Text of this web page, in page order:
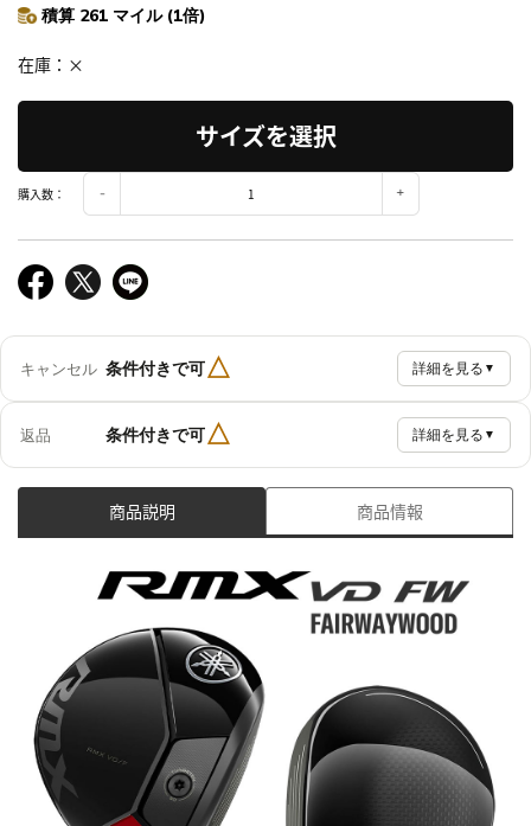
積算 261 マイル (1倍)
在庫 ×
サイズを選択
購入数：
キャンセル 条件付きで可△ 詳細を見る ▼
返品 条件付きで可△ 詳細を見る ▼
商品説明 商品情報